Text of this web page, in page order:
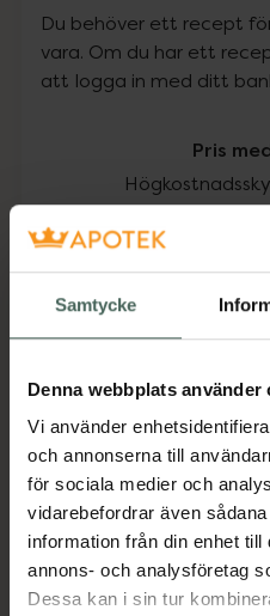
Samtycke
Denna webbplats använder
Vi använder
och annonserna till
för sociala medier och
vidarebefordrar även
information från din enhet
annons- och analysföretag
Dessa kan i sin tur
Du behöver ett recept
vara. Om du har ett
att logga in med ditt
Pris
I apotek:
Aktuella erbjudanden
Beskrivning
EAN: